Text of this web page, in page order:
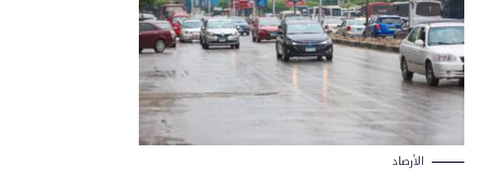
الأرصاد